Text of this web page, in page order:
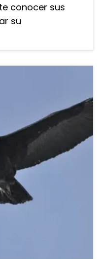
conocer sus
su